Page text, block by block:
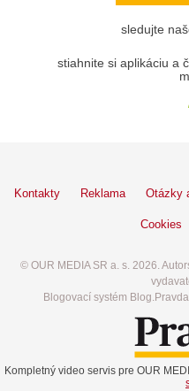
sledujte
stiahnite si aplikáciu a
Kontakty Reklama Otázky
Cookies
© OUR MEDIA SR a. s. 2026.
Blogovací systém
Kompletný video servis pre OUR